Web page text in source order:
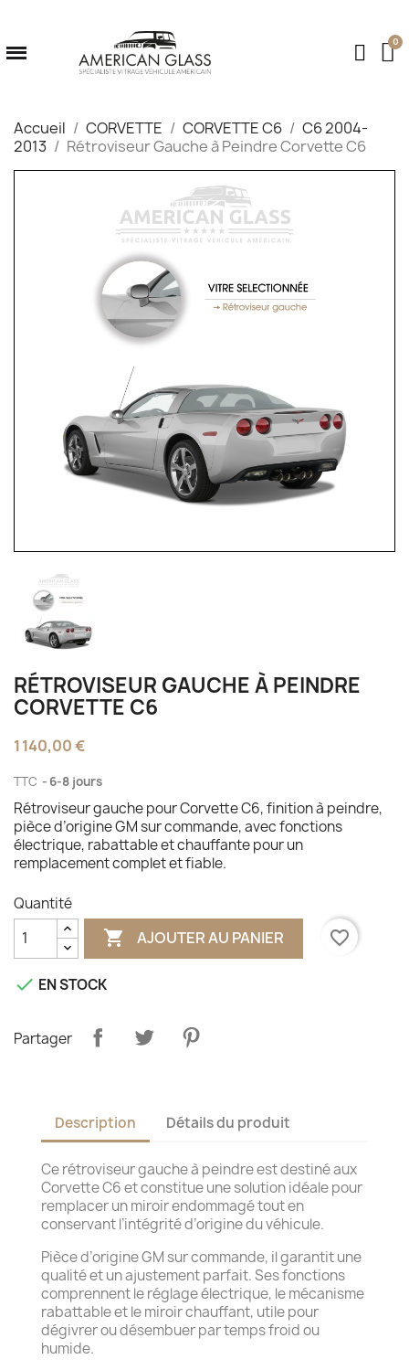
Accueil CORVETTE CORVETTE C6
C6 2004-
2013
Rétroviseur Gauche à Peindre Corvette C6
RÉTROVISEUR GAUCHE À PEINDRE
CORVETTE C6
1 140,00 €
TTC 6-8 jours
Rétroviseur gauche pour Corvette C6, finition à peindre,
pièce d’origine GM sur commande, avec fonctions
électrique, rabattable et chauffante pour un
remplacement complet et fiable.
Quantité
 AJOUTER AU PANIER favorite_border
 EN STOCK
Partager
Description Détails du produit
Ce rétroviseur gauche à peindre est destiné aux
Corvette C6 et constitue une solution idéale pour
remplacer un miroir endommagé tout en
conservant l’intégrité d’origine du véhicule.
Pièce d’origine GM sur commande, il garantit une
qualité et un ajustement parfait. Ses fonctions
comprennent le réglage électrique, le mécanisme
rabattable et le miroir chauffant, utile pour
dégivrer ou désembuer par temps froid ou
humide.